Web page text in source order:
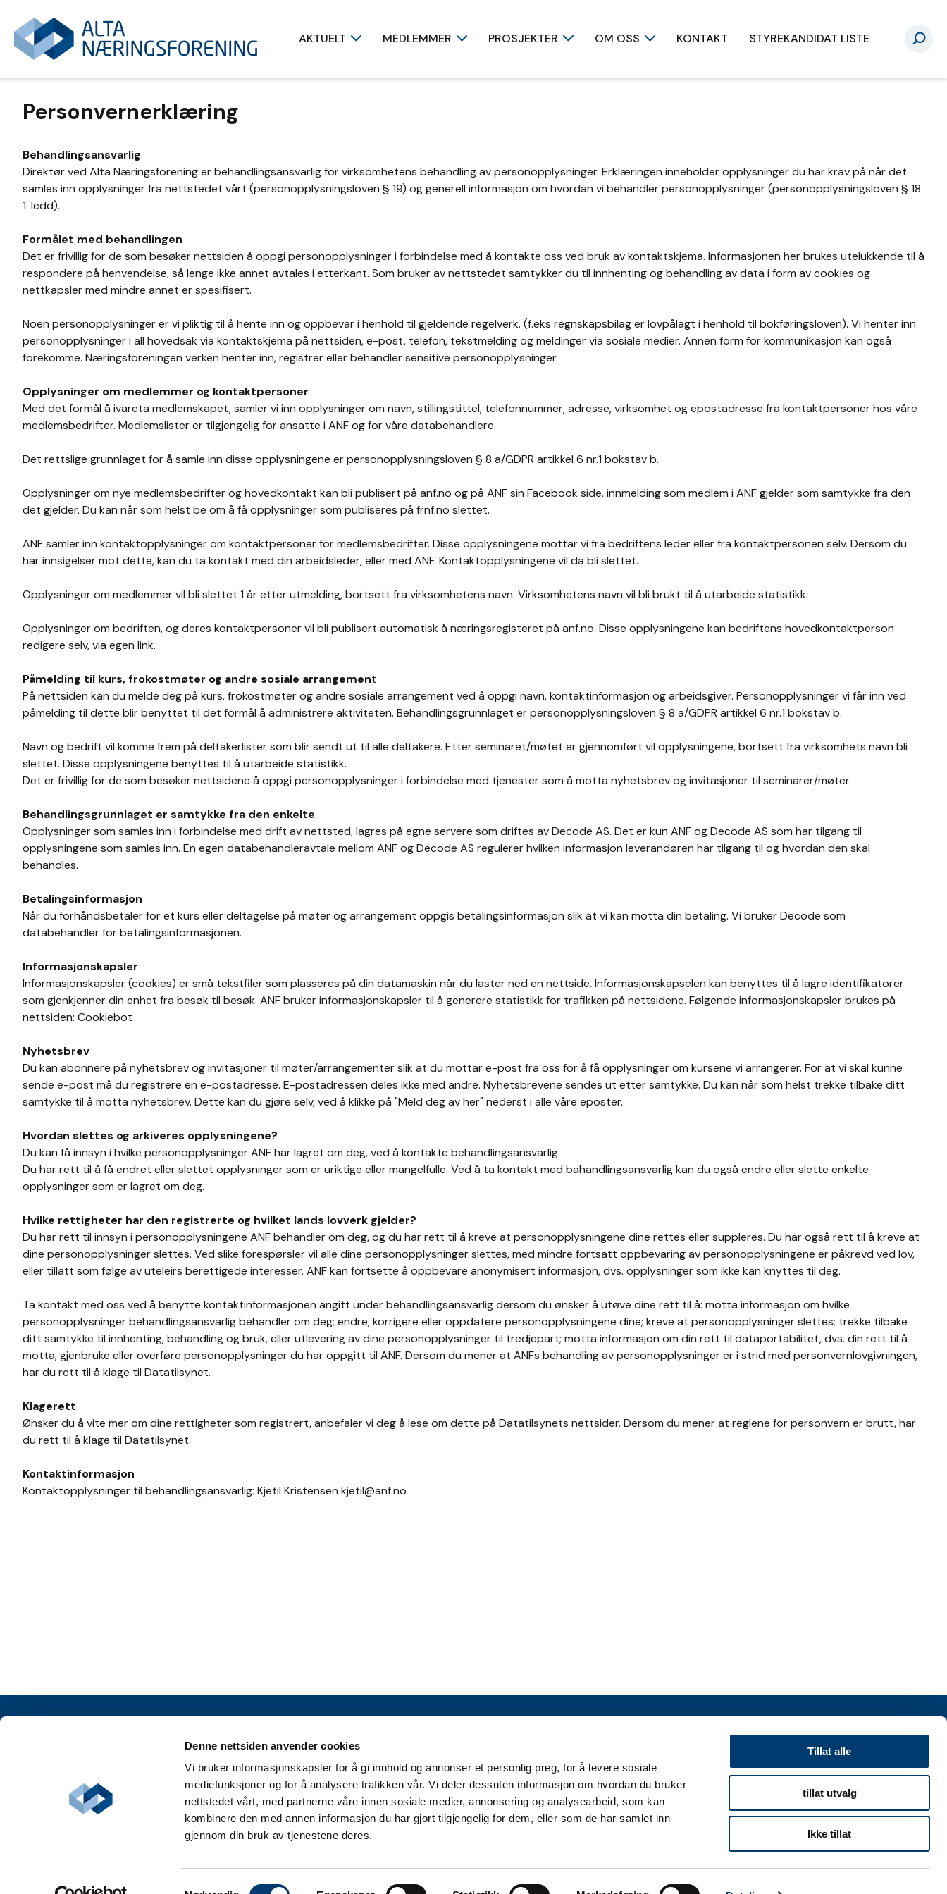
Denne nettsiden anvender cookies
Vi bruker informasjonskapsler for å gi innhold og annonser et personlig preg, for å levere sosiale
mediefunksjoner og for å analysere trafikken vår. Vi deler dessuten informasjon om hvordan du bruker
nettstedet vårt, med partnerne våre innen sosiale medier, annonsering og analysearbeid, som kan
kombinere den med annen informasjon du har gjort tilgjengelig for dem, eller som de har samlet inn
gjennom din bruk av tjenestene deres.
Samtykkevalg
Tillat alle
tillat utvalg
Ikke tillat
AKTUELT MEDLEMMER PROSJEKTER OM OSS KONTAKT STYREKANDIDAT LISTE
Personvernerklæring
Behandlingsansvarlig
Direktør ved Alta Næringsforening er behandlingsansvarlig for virksomhetens behandling av personopplysninger. Erklæringen inneholder opplysninger du har krav på når det
samles inn opplysninger fra nettstedet vårt (personopplysningsloven § 19) og generell informasjon om hvordan vi behandler personopplysninger (personopplysningsloven § 18
1. ledd).
Formålet med behandlingen
Det er frivillig for de som besøker nettsiden å oppgi personopplysninger i forbindelse med å kontakte oss ved bruk av kontaktskjema. Informasjonen her brukes utelukkende til å
respondere på henvendelse, så lenge ikke annet avtales i etterkant. Som bruker av nettstedet samtykker du til innhenting og behandling av data i form av cookies og
nettkapsler med mindre annet er spesifisert.
Noen personopplysninger er vi pliktig til å hente inn og oppbevar i henhold til gjeldende regelverk. (f.eks regnskapsbilag er lovpålagt i henhold til bokføringsloven). Vi henter inn
personopplysninger i all hovedsak via kontaktskjema på nettsiden, e-post, telefon, tekstmelding og meldinger via sosiale medier. Annen form for kommunikasjon kan også
forekomme. Næringsforeningen verken henter inn, registrer eller behandler sensitive personopplysninger.
Opplysninger om medlemmer og kontaktpersoner
Med det formål å ivareta medlemskapet, samler vi inn opplysninger om navn, stillingstittel, telefonnummer, adresse, virksomhet og epostadresse fra kontaktpersoner hos våre
medlemsbedrifter. Medlemslister er tilgjengelig for ansatte i ANF og for våre databehandlere.
Det rettslige grunnlaget for å samle inn disse opplysningene er personopplysningsloven § 8 a/GDPR artikkel 6 nr.1 bokstav b.
Opplysninger om nye medlemsbedrifter og hovedkontakt kan bli publisert på anf.no og på ANF sin Facebook side, innmelding som medlem i ANF gjelder som samtykke fra den
det gjelder. Du kan når som helst be om å få opplysninger som publiseres på frnf.no slettet.
ANF samler inn kontaktopplysninger om kontaktpersoner for medlemsbedrifter. Disse opplysningene mottar vi fra bedriftens leder eller fra kontaktpersonen selv. Dersom du
har innsigelser mot dette, kan du ta kontakt med din arbeidsleder, eller med ANF. Kontaktopplysningene vil da bli slettet.
Opplysninger om medlemmer vil bli slettet 1 år etter utmelding, bortsett fra virksomhetens navn. Virksomhetens navn vil bli brukt til å utarbeide statistikk.
Opplysninger om bedriften, og deres kontaktpersoner vil bli publisert automatisk å næringsregisteret på anf.no. Disse opplysningene kan bedriftens hovedkontaktperson
redigere selv, via egen link.
Påmelding til kurs, frokostmøter og andre sosiale arrangement
På nettsiden kan du melde deg på kurs, frokostmøter og andre sosiale arrangement ved å oppgi navn, kontaktinformasjon og arbeidsgiver. Personopplysninger vi får inn ved
påmelding til dette blir benyttet til det formål å administrere aktiviteten. Behandlingsgrunnlaget er personopplysningsloven § 8 a/GDPR artikkel 6 nr.1 bokstav b.
Navn og bedrift vil komme frem på deltakerlister som blir sendt ut til alle deltakere. Etter seminaret/møtet er gjennomført vil opplysningene, bortsett fra virksomhets navn bli
slettet. Disse opplysningene benyttes til å utarbeide statistikk.
Det er frivillig for de som besøker nettsidene å oppgi personopplysninger i forbindelse med tjenester som å motta nyhetsbrev og invitasjoner til seminarer/møter.
Behandlingsgrunnlaget er samtykke fra den enkelte
Opplysninger som samles inn i forbindelse med drift av nettsted, lagres på egne servere som driftes av Decode AS. Det er kun ANF og Decode AS som har tilgang til
opplysningene som samles inn. En egen databehandleravtale mellom ANF og Decode AS regulerer hvilken informasjon leverandøren har tilgang til og hvordan den skal
behandles.
Betalingsinformasjon
Når du forhåndsbetaler for et kurs eller deltagelse på møter og arrangement oppgis betalingsinformasjon slik at vi kan motta din betaling. Vi bruker Decode som
databehandler for betalingsinformasjonen.
Informasjonskapsler
Informasjonskapsler (cookies) er små tekstfiler som plasseres på din datamaskin når du laster ned en nettside. Informasjonskapselen kan benyttes til å lagre identifikatorer
som gjenkjenner din enhet fra besøk til besøk. ANF bruker informasjonskapsler til å generere statistikk for trafikken på nettsidene. Følgende informasjonskapsler brukes på
nettsiden: Cookiebot
Nyhetsbrev
Du kan abonnere på nyhetsbrev og invitasjoner til møter/arrangementer slik at du mottar e-post fra oss for å få opplysninger om kursene vi arrangerer. For at vi skal kunne
sende e-post må du registrere en e-postadresse. E-postadressen deles ikke med andre. Nyhetsbrevene sendes ut etter samtykke. Du kan når som helst trekke tilbake ditt
samtykke til å motta nyhetsbrev. Dette kan du gjøre selv, ved å klikke på "Meld deg av her" nederst i alle våre eposter.
Hvordan slettes og arkiveres opplysningene?
Du kan få innsyn i hvilke personopplysninger ANF har lagret om deg, ved å kontakte behandlingsansvarlig.
Du har rett til å få endret eller slettet opplysninger som er uriktige eller mangelfulle. Ved å ta kontakt med bahandlingsansvarlig kan du også endre eller slette enkelte
opplysninger som er lagret om deg.
Hvilke rettigheter har den registrerte og hvilket lands lovverk gjelder?
Du har rett til innsyn i personopplysningene ANF behandler om deg, og du har rett til å kreve at personopplysningene dine rettes eller suppleres. Du har også rett til å kreve at
dine personopplysninger slettes. Ved slike forespørsler vil alle dine personopplysninger slettes, med mindre fortsatt oppbevaring av personopplysningene er påkrevd ved lov,
eller tillatt som følge av uteleirs berettigede interesser. ANF kan fortsette å oppbevare anonymisert informasjon, dvs. opplysninger som ikke kan knyttes til deg.
Ta kontakt med oss ved å benytte kontaktinformasjonen angitt under behandlingsansvarlig dersom du ønsker å utøve dine rett til å: motta informasjon om hvilke
personopplysninger behandlingsansvarlig behandler om deg; endre, korrigere eller oppdatere personopplysningene dine; kreve at personopplysninger slettes; trekke tilbake
ditt samtykke til innhenting, behandling og bruk, eller utlevering av dine personopplysninger til tredjepart; motta informasjon om din rett til dataportabilitet, dvs. din rett til å
motta, gjenbruke eller overføre personopplysninger du har oppgitt til ANF. Dersom du mener at ANFs behandling av personopplysninger er i strid med personvernlovgivningen,
har du rett til å klage til Datatilsynet.
Klagerett
Ønsker du å vite mer om dine rettigheter som registrert, anbefaler vi deg å lese om dette på Datatilsynets nettsider. Dersom du mener at reglene for personvern er brutt, har
du rett til å klage til Datatilsynet.
Kontaktinformasjon
Kontaktopplysninger til behandlingsansvarlig: Kjetil Kristensen kjetil@anf.no
Alta Næringsforening
Markedsgata 3
3 etg. kunnskapsparken
9510 Alta
Personvernserklæring